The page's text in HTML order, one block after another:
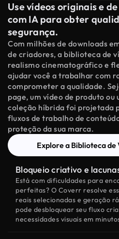
Use vídeos originais e
com IA para obter
segurança.
Com milhões de downloads
de criadores, a biblioteca de
realismo cinematográfico e
ajudar você a trabalhar com
comprometer a qualidade.
page, um vídeo de produto
coleção híbrida foi projetada
fluxos de trabalho de
proteção da sua marca.
Explore a Biblioteca de
Bloqueio criativo e
Está com dificuldades para
perfeitas? O Coverr resolve
reais selecionadas e geração
pode desbloquear seu fluxo
necessidades visuais em